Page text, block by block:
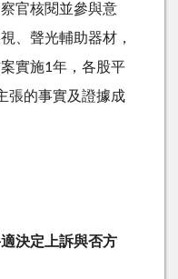
官核閱並參與意
、聲光輔助器材，
實施1年，各股平
張的事實及證據成
決定上訴與否方